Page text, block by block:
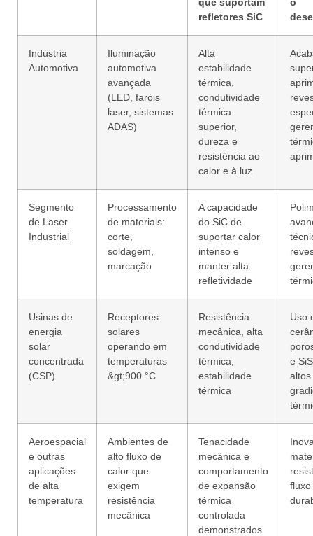
refletores SiC
Indústria
Automotiva
Iluminação
automotiva
avançada
(LED, faróis
laser, sistemas
ADAS)
Alta
estabilidade
térmica,
condutividade
térmica
superior,
dureza e
resistência ao
calor e à luz
Segmento
de Laser
Industrial
Processamento
de materiais:
corte,
soldagem,
marcação
A capacidade
do SiC de
suportar calor
intenso e
manter alta
refletividade
Usinas de
energia
solar
concentrada
(CSP)
Receptores
solares
operando em
temperaturas
&gt;900 °C
Resistência
mecânica, alta
condutividade
térmica,
estabilidade
térmica
Uso
e
altos
Aeroespacial
e outras
aplicações
de alta
temperatura
Ambientes de
alto fluxo de
calor que
exigem
resistência
mecânica
Tenacidade
mecânica e
comportamento
de expansão
térmica
controlada
demonstrados